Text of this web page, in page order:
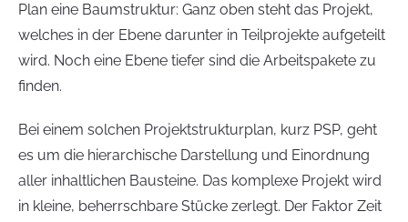
Plan eine Baumstruktur: Ganz oben steht das Projekt,
welches in der Ebene darunter in Teilprojekte aufgeteilt
wird. Noch eine Ebene tiefer sind die Arbeitspakete zu
finden.
Bei einem solchen Projektstrukturplan, kurz PSP, geht
es um die hierarchische Darstellung und Einordnung
aller inhaltlichen Bausteine. Das komplexe Projekt wird
in kleine, beherrschbare Stücke zerlegt. Der Faktor Zeit